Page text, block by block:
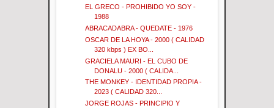
EL GRECO - PROHIBIDO YO SOY -
1988
ABRACADABRA - QUEDATE - 1976
OSCAR DE LA HOYA - 2000 ( CALIDAD
320 kbps ) EX BO...
GRACIELA MAURI - EL CUBO DE
DONALU - 2000 ( CALIDA...
THE MONKEY - IDENTIDAD PROPIA -
2023 ( CALIDAD 320...
JORGE ROJAS - PRINCIPIO Y